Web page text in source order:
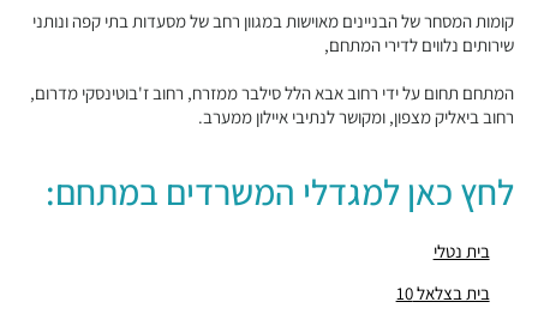
מבני משרדים ומסחר ·
"מגדל פז 1"
"מגדלי התאומים"
מבני משרדים ומסחר ·זאב ז'בוטינסקי 33-35, רמת גן
מבני משרדים ומסחר ·אבא הלל 10, רמת גן
"בית עורק"
מבני משרדים ומסחר ·
מבני משרדים ומסחר ·
קומות המסחר של הבניינים מאוישות במגוון רחב של מסעדות בתי קפה ונותני
שירותים נלווים לדירי המתחם,
המתחם תחום על ידי רחוב אבא הלל סילבר ממזרח, רחוב ז'בוטינסקי מדרום,
רחוב ביאליק מצפון, ומקושר לנתיבי איילון ממערב.
לחץ כאן למגדלי המשרדים במתחם:
בית נטלי
בית בצלאל 10